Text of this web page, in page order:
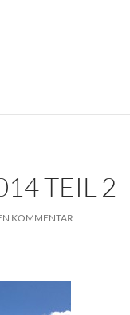
TEIL 2
KOMMENTAR